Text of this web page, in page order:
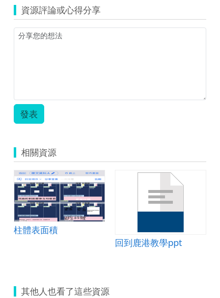
資源評論或心得分享
發表
相關資源
柱體表面積
回到鹿港教學ppt
其他人也看了這些資源